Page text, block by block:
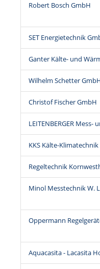
Robert Bosch GmbH
SET Energietechnik
Ganter Kälte- und
Wilhelm Schetter
Christof Fischer GmbH
LEITENBERGER
KKS Kälte-
Regeltechnik
Minol Messtechnik W.
Oppermann
Aquacasita - Lacasita